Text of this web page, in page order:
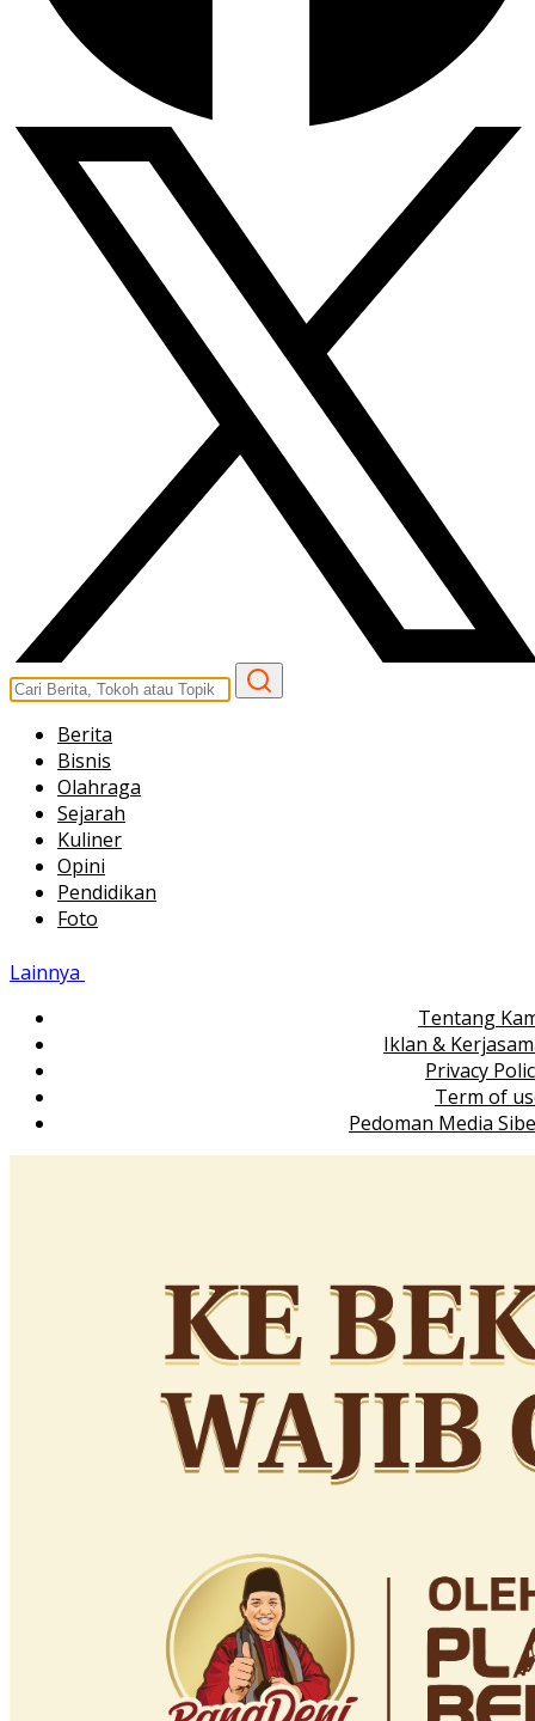
Berita
Bisnis
Olahraga
Sejarah
Kuliner
Opini
Pendidikan
Foto
Lainnya
Tentang
Iklan &
Privacy
Term of
Pedoman Media